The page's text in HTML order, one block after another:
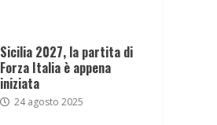
Sicilia 2027, la partita di
Forza Italia è appena
iniziata
24 agosto 2025